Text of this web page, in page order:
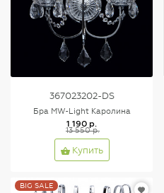
367023202-DS
Бра MW-Light Каролина
1 190 р.
13 550 р.
Купить
BIG SALE